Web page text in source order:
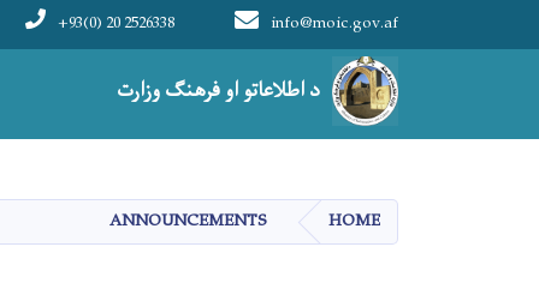
د اطلاعاتو او فرهنګ وزارت
info@moic.gov.af
+93(0) 20 2526338
Main navigation
HOME
ANNOUNCEMENTS